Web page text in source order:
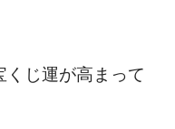
くじ運が高まって